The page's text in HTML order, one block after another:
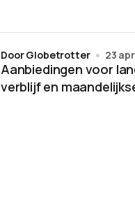
Aanbiedingen voor
verblijf en
door Globetrotter 23